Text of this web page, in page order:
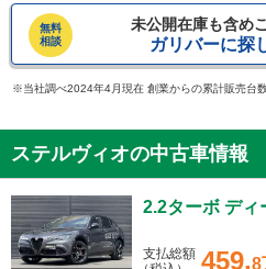
無料
相談
未公開在庫も含め
ガリバーに探
当社調べ2024年4月現在 創業からの累計販売台
ステルヴィオの中古車情報
2.2ターボ ディ
459.8
支払総額